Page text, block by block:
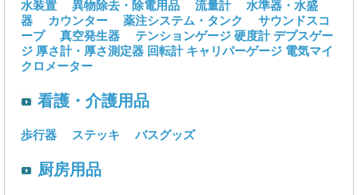
水装置
異物除去・除電用品 流量計
水準器・水盛
器
カウンター 薬注システム・タンク
サウンドスコ
ープ
真空発生器 テンションゲージ 硬度計 デプスゲー
ジ 厚さ計・厚さ測定器 回転計 キャリパーゲージ 電気マイ
クロメーター
看護・介護用品
歩行器 ステッキ バスグッズ
厨房用品